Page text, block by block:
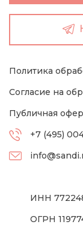
Политика
Согласие на
Публичная
+7 (495)
ИНН
ОГРН